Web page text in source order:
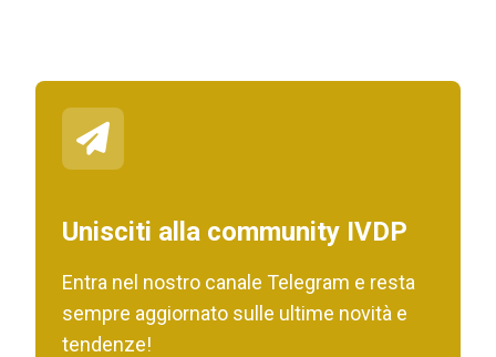
Unisciti alla community IVDP
Entra nel nostro canale Telegram e resta
sempre aggiornato sulle ultime novità e
tendenze!